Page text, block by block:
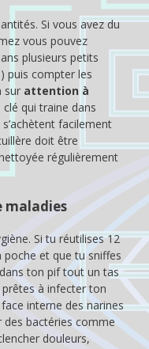
Si vous avez du
vous pouvez
plusieurs petits
puis compter les
sur attention à
clé qui traine dans
facilement
doit être
régulièrement
maladies
Si tu réutilises 12
et que tu sniffes
ton pif tout un tas
à infecter ton
interne des narines
bactéries comme
douleurs,